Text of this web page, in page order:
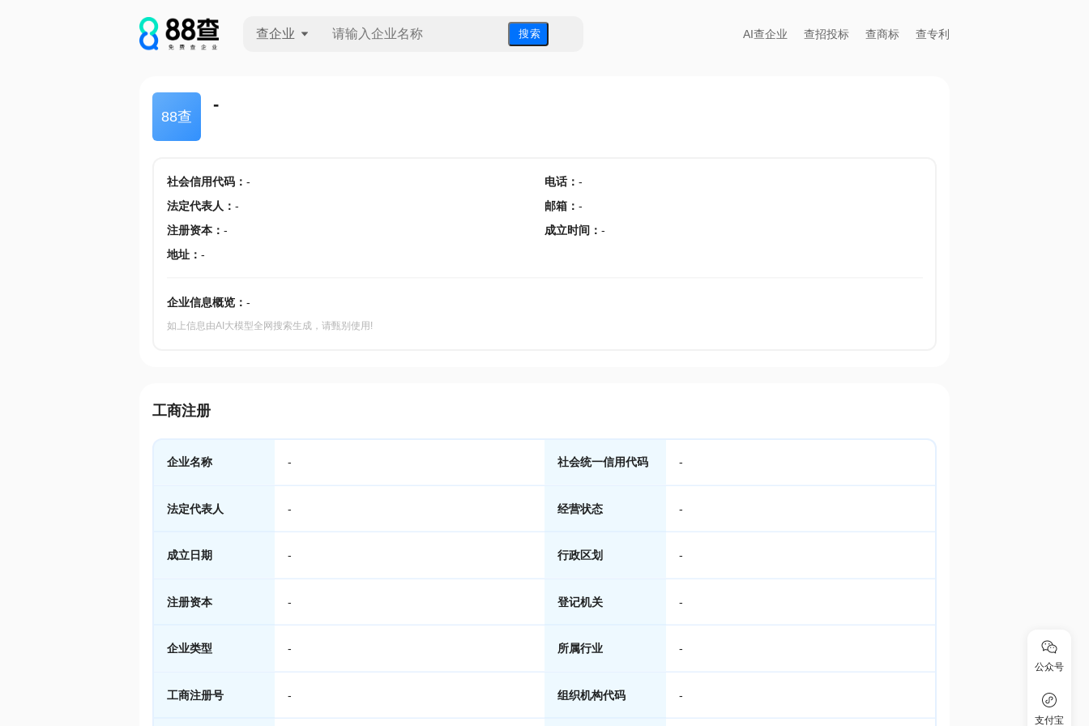
查企业 搜 索 AI查企业 查招投标 查商标 查专利
88查
-
社会信用代码： - 电话： -
法定代表人 ： - 邮箱 ： -
注册资本： - 成立时间 ： -
地址： -
企业信息概览： -
如上信息由AI大模型全网搜索生成，请甄别使用!
工商注册
企业名称 - 社会统一信用代码 -
法定代表人 - 经营状态 -
成立日期 - 行政区划 -
注册资本 - 登记机关 -
企业类型 - 所属行业 -
工商注册号 - 组织机构代码 -
公众号
支付宝